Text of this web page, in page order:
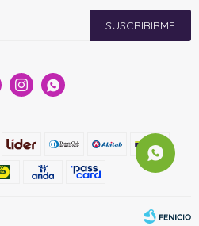
 
SUSCRIBIRME